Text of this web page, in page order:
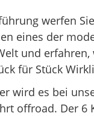
werfen
eines der
und erfahren,
für Stück
wird es bei
offroad. Der 6